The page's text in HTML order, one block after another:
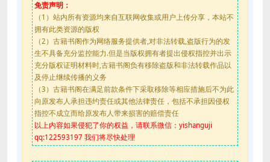
免责声明：
（1）站内所有资源均来自互联网收集或用户上传分享，本站不
拥有此类资源的版权
（2）古籍书阁作为网络服务提供者,对非法转载,盗版行为的发
生不具备充分监控能力.但是当版权拥有者提出侵权指控并出示
充分版权证明材料时,古籍书阁负有移除盗版和非法转载作品以
及停止继续传播的义务
（3）古籍书阁在满足前款条件下采取移除等相应措施后不为此
向原发布人承担违约责任或其他法律责任，包括不承担因侵权
指控不成立而给原发布人带来损害的赔偿责任
以上内容如果侵犯了你的权益，请联系微信：yishanguji
qq:122593197 我们将尽快处理